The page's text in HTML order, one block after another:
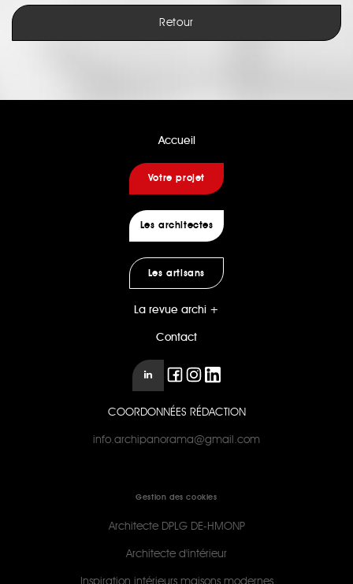
Retour
Accueil
Votre projet
Les architectes
Les artisans
La revue archi +
Contact
COORDONNÉES RÉDACTION
info.archipanorama@gmail.com
Gestion des cookies
Architecte DPLG DE-HMONP
Architecte d'intérieur
Inspiration intérieurs maisons modernes